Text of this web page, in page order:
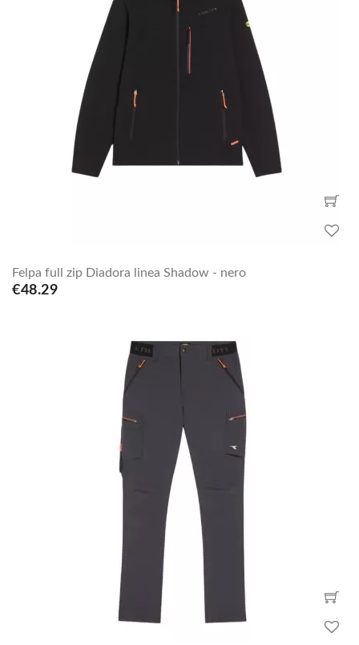
Felpa full zip Diadora linea Shadow - nero
€48.29